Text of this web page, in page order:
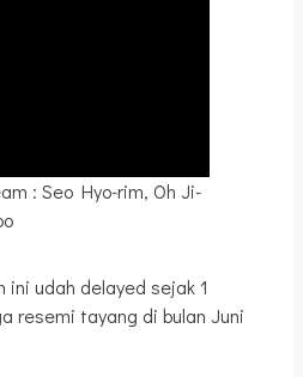
: Seo Hyo-rim, Oh Ji-
udah delayed sejak 1
resemi tayang di bulan Juni